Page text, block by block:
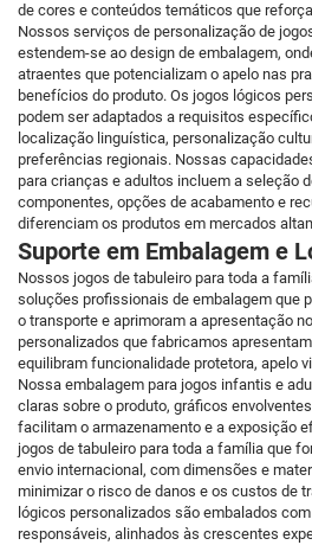
de cores e conteúdos temáticos que
Nossos serviços de personalização de
estendem-se ao design de embalagem,
atraentes que potencializam o apelo nas
benefícios do produto. Os jogos lógicos
podem ser adaptados a requisitos
localização linguística, personalização
preferências regionais. Nossas
para crianças e adultos incluem a seleção
componentes, opções de acabamento e
diferenciam os produtos em mercados
Suporte em Embalagem e
Nossos jogos de tabuleiro para toda a
soluções profissionais de embalagem que
o transporte e aprimoram a apresentação
personalizados que fabricamos
equilibram funcionalidade protetora, apelo
Nossa embalagem para jogos infantis e
claras sobre o produto, gráficos
facilitam o armazenamento e a exposição
jogos de tabuleiro para toda a família que
envio internacional, com dimensões e
minimizar o risco de danos e os custos de
lógicos personalizados são embalados
responsáveis, alinhados às crescentes